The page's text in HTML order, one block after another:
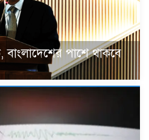
বাংলাদেশের পাশে থাকবে